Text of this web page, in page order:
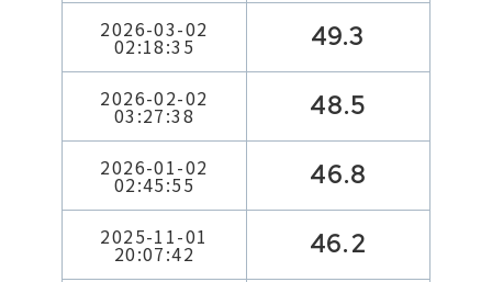
2026-03-02
02:18:35 49.3
2026-02-02
03:27:38 48.5
2026-01-02
02:45:55 46.8
2025-11-01
20:07:42 46.2